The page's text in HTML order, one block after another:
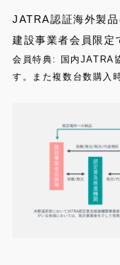
JATRA認証海外製
建設事業者会員限定
会員特典: 国内JATRA
す。また複数台数購入